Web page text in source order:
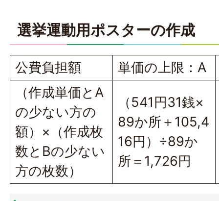
選挙運動用ポスターの作成
公費負担額
単価の上限：A
（作成単価とA
の少ない方の
額）×（作成枚
数とBの少ない
方の枚数）
（541円31銭×
89か所＋105,4
16円）÷89か
所＝1,726円